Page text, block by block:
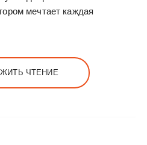
мечтает каждая
ЧТЕНИЕ